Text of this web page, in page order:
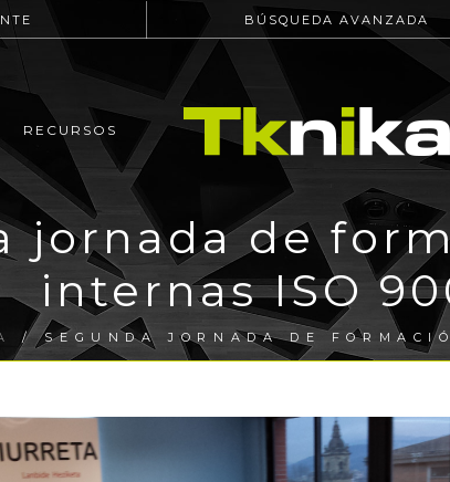
BÚSQUEDA AVANZADA
RECURSOS
jornada de
internas ISO
/ SEGUNDA JORNADA DE